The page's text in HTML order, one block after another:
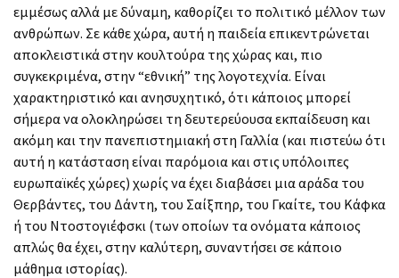
εμμέσως αλλά με δύναμη, καθορίζει το πολιτικό μέλλον των
ανθρώπων. Σε κάθε χώρα, αυτή η παιδεία επικεντρώνεται
αποκλειστικά στην κουλτούρα της χώρας και, πιο
συγκεκριμένα, στην “εθνική” της λογοτεχνία. Είναι
χαρακτηριστικό και ανησυχητικό, ότι κάποιος μπορεί
σήμερα να ολοκληρώσει τη δευτερεύουσα εκπαίδευση και
ακόμη και την πανεπιστημιακή στη Γαλλία (και πιστεύω ότι
αυτή η κατάσταση είναι παρόμοια και στις υπόλοιπες
ευρωπαϊκές χώρες) χωρίς να έχει διαβάσει μια αράδα του
Θερβάντες, του Δάντη, του Σαίξπηρ, του Γκαίτε, του Κάφκα
ή του Ντοστογιέφσκι (των οποίων τα ονόματα κάποιος
απλώς θα έχει, στην καλύτερη, συναντήσει σε κάποιο
μάθημα ιστορίας).